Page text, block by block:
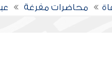
محاضرات مفرغة